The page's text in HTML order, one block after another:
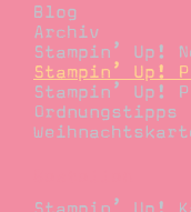
Blog
Archiv
Stampin’ Up!
Stampin’ Up!
Stampin’ Up!
Ordnungstipps